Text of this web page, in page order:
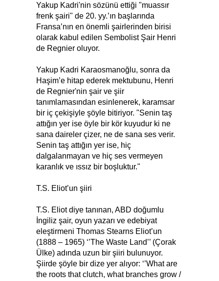
Yakup Kadri'nin sözünü ettiği "muassır
frenk şairi" de 20. yy.’ın başlarında
Fransa’nın en önemli şairlerinden birisi
olarak kabul edilen Sembolist Şair Henri
de Regnier oluyor.
Yakup Kadri Karaosmanoğlu, sonra da
Haşim’e hitap ederek mektubunu, Henri
de Regnier'nin şair ve şiir
tanımlamasından esinlenerek, karamsar
bir iç çekişiyle şöyle bitiriyor. "Senin taş
attığın yer ise öyle bir kör kuyudur ki ne
sana daireler çizer, ne de sana ses verir.
Senin taş attığın yer ise, hiç
dalgalanmayan ve hiç ses vermeyen
karanlık ve ıssız bir boşluktur."
T.S. Eliot’un şiiri
T.S. Eliot diye tanınan, ABD doğumlu
İngiliz şair, oyun yazarı ve edebiyat
eleştirmeni Thomas Stearns Eliot’un
(1888 – 1965) ‘’The Waste Land’’ (Çorak
Ülke) adında uzun bir şiiri bulunuyor.
Şiirde şöyle bir dize yer alıyor: ‘’What are
the roots that clutch, what branches grow /